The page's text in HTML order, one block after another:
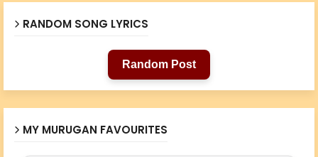
RANDOM SONG LYRICS
Random Post
MY MURUGAN FAVOURITES